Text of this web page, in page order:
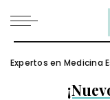
Expertos en Medicina